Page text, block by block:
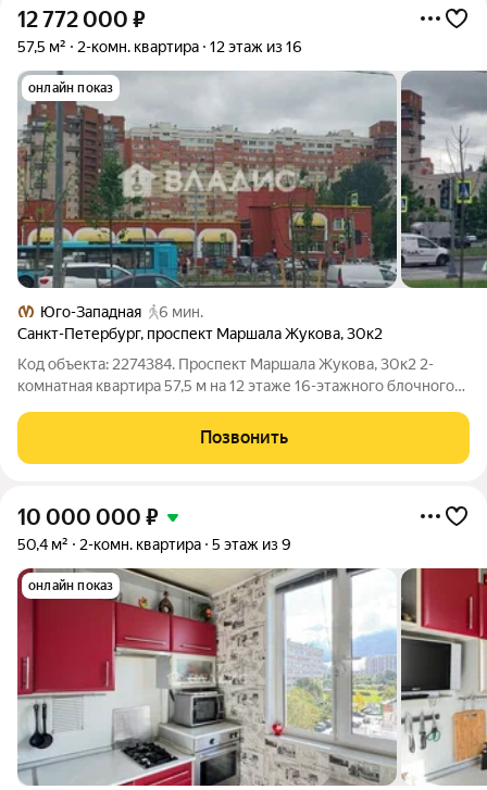
12 772 000 ₽
57,5 м² 2-комн. квартира 12 этаж из 16
онлайн показ
Юго-Западная
6 мин.
Санкт-Петербург, проспект Маршала Жукова,30к2
Код объекта: 2274384. Проспект Маршала Жукова, 30к2 2-
комнатная квартира 57,5 м на 12 этаже 16-этажного блочного
спокойную, светлую атмосферу; предложение по цене
отражает текущее состояние рынка.
Позвонить
10 000 000 ₽
50,4 м² 2-комн. квартира 5 этаж из 9
онлайн показ